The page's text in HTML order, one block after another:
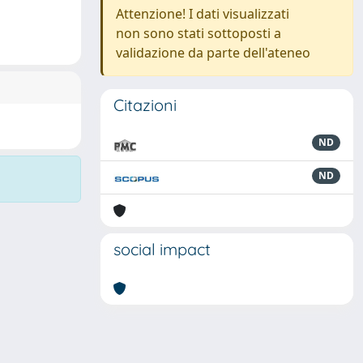
Attenzione! I dati visualizzati
non sono stati sottoposti a
validazione da parte dell'ateneo
Citazioni
ND
ND
social impact